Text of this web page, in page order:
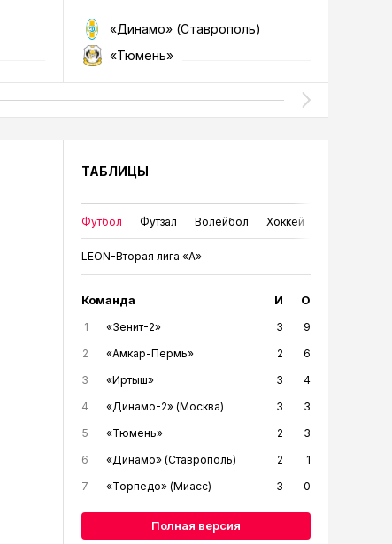
«Динамо» (Ставрополь)
«Тюмень»
ТАБЛИЦЫ
Футбол Футзал Волейбол Хоккей
LEON-Вторая лига «А»
Команда И О
1 «Зенит-2» 3
9
2
«Амкар-Пермь» 2
6
3
«Иртыш» 3
4
4
«Динамо-2» (Москва) 3
3
5
«Тюмень» 2
3
6
«Динамо» (Ставрополь) 2
1
7
«Торпедо» (Миасс) 3 0
Полная версия